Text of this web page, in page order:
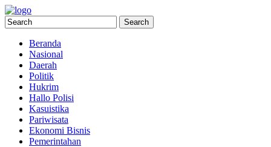
Beranda
Nasional
Daerah
Politik
Hukrim
Hallo Polisi
Kasuistika
Pariwisata
Ekonomi Bisnis
Pemerintahan